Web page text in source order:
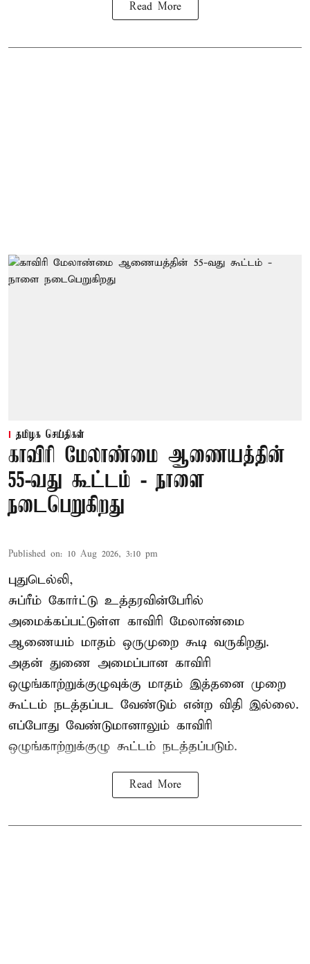
Read More
தமிழக செய்திகள்
காவிரி மேலாண்மை ஆணையத்தின்
55-வது கூட்டம் - நாளை
நடைபெறுகிறது
Published on: 10 Aug 2026, 3:10 pm
புதுடெல்லி,
சுப்ரீம் கோர்ட்டு உத்தரவின்பேரில்
அமைக்கப்பட்டுள்ள காவிரி மேலாண்மை
ஆணையம் மாதம் ஒருமுறை கூடி வருகிறது.
அதன் துணை அமைப்பான காவிரி
ஒழுங்காற்றுக்குழுவுக்கு மாதம் இத்தனை முறை
கூட்டம் நடத்தப்பட வேண்டும் என்ற விதி இல்லை.
எப்போது வேண்டுமானாலும் காவிரி
ஒழுங்காற்றுக்குழு கூட்டம் நடத்தப்படும்.
Read More